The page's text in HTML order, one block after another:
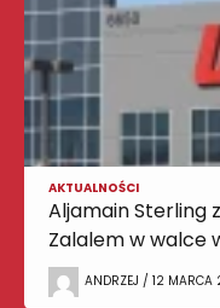
AKTUALNOŚCI
Aljamain Sterling
Zalalem w walce
ANDRZEJ / 12 MARCA